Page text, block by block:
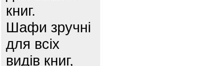
книг.
Шафи зручні
для всіх
видів книг,